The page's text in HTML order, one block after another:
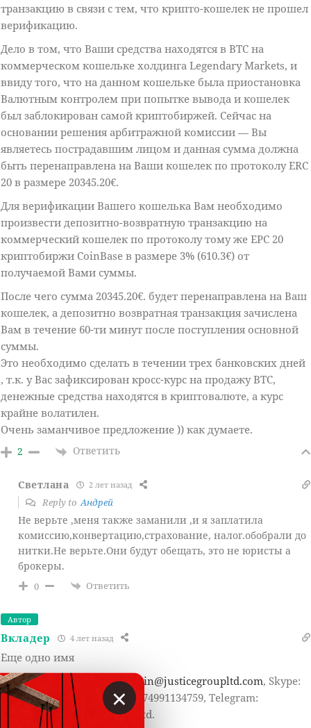
транзакцию в связи с тем, что крипто-кошелек не прошел
верификацию.
Дело в том, что Ваши средства находятся в BTC на
коммерческом кошельке холдинга Legendary Markets, и
ввиду того, что на данном кошельке была приостановка
Валютным контролем при попытке вывода и кошелек
был заблокирован самой криптобиржей. Сейчас на
основании решения арбитражной комиссии — Вы
являетесь пострадавшим лицом и данная сумма должна
быть перенаправлена на Ваши кошелек по протоколу ERC
20 в размере 20345.20€.
Для верификации Вашего кошелька Вам необходимо
произвести депозитно-возвратную транзакцию на
коммерческий кошелек по протоколу тому же ЕРС 20
криптобиржи CoinBase в размере 3% (610.3€) от
получаемой Вами суммы.
После чего сумма 20345.20€. будет перенаправлена на Ваш
кошелек, а депозитно возвратная транзакция зачислена
Вам в течение 60-ти минут после поступления основной
суммы.
Это необходимо сделать в течении трех банковских дней
, т.к. у Вас зафиксирован кросс-курс на продажу BTC,
денежные средства находятся в криптовалюте, а курс
крайне волатилен.
Очень заманчивое предложение )) как думаете.
2 Ответить
Светлана 2 лет назад
Reply to Андрей
Не верьте ,меня также заманили ,и я заплатила
комиссию,конвертацию,страхование, налог.обобрали до
нитки.Не верьте.Они будут обещать, это не юристы а
брокеры.
0 Ответить
Автор
Вкладер 4 лет назад
Еще одно имя
Павел Каверин,
pavel.kaverin@justicegroupltd.com, Skype:
live:.cid.1a24c289b4c1170d, +74991134759, Telegram:
@pavelkaverinjusticegroupltd.
×